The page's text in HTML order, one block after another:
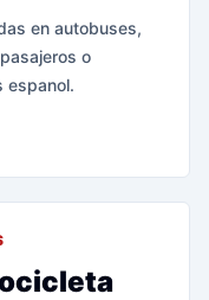
en autobuses,
o
espanol.